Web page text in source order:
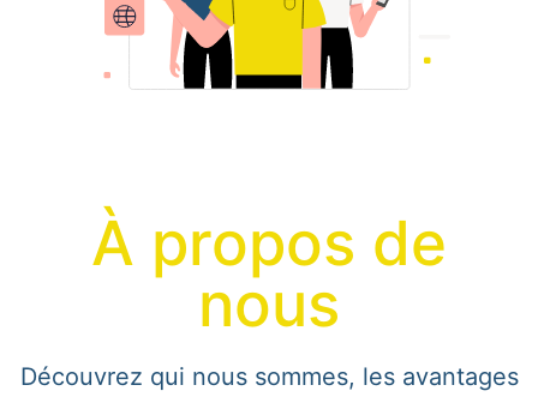
À propos de
nous
Découvrez qui nous sommes, les avantages